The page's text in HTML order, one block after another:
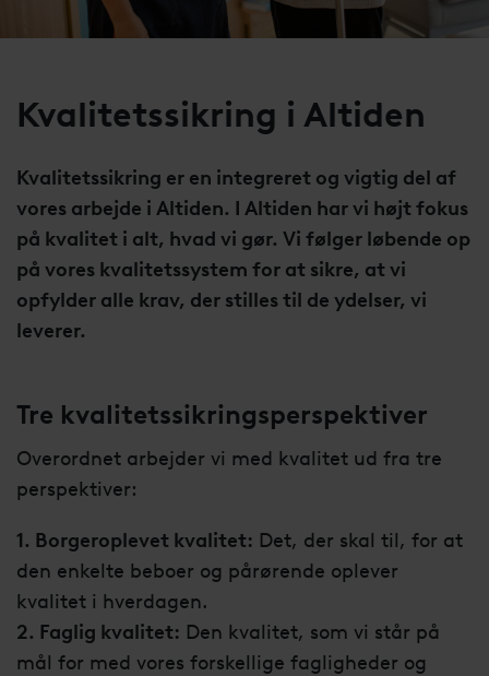
Kvalitetssikring i Altiden
Kvalitetssikring er en integreret og vigtig del af
vores arbejde i Altiden. I Altiden har vi højt fokus
på kvalitet i alt, hvad vi gør. Vi følger løbende op
på vores kvalitetssystem for at sikre, at vi
opfylder alle krav, der stilles til de ydelser, vi
leverer.
Tre kvalitetssikringsperspektiver
Overordnet arbejder vi med kvalitet ud fra tre
perspektiver:
1. Borgeroplevet kvalitet: Det, der skal til, for at
den enkelte beboer og pårørende oplever
kvalitet i hverdagen.
2. Faglig kvalitet: Den kvalitet, som vi står på
mål for med vores forskellige fagligheder og